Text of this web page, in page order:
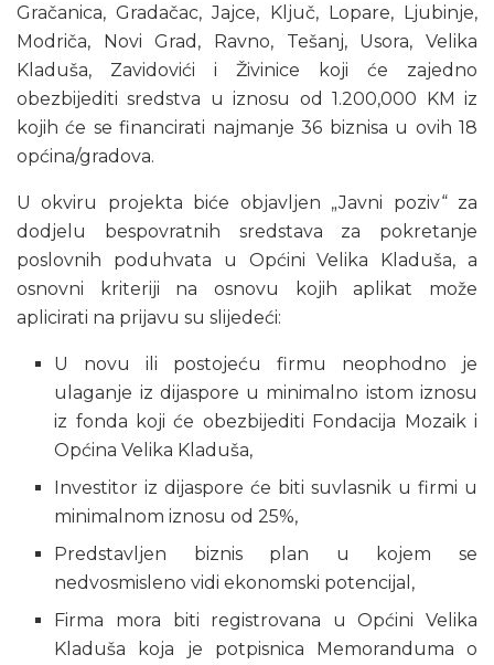
Gračanica, Gradačac, Jajce, Ključ, Lopare, Ljubinje,
Modriča, Novi Grad, Ravno, Tešanj, Usora, Velika
Kladuša, Zavidovići i Živinice koji će zajedno
obezbijediti sredstva u iznosu od 1.200,000 KM iz
kojih će se financirati najmanje 36 biznisa u ovih 18
općina/gradova.
U okviru projekta biće objavljen „Javni poziv“ za
dodjelu bespovratnih sredstava za pokretanje
poslovnih poduhvata u Općini Velika Kladuša, a
osnovni kriteriji na osnovu kojih aplikat može
aplicirati na prijavu su slijedeći:
U novu ili postojeću firmu neophodno je
ulaganje iz dijaspore u minimalno istom iznosu
iz fonda koji će obezbijediti Fondacija Mozaik i
Općina Velika Kladuša,
Investitor iz dijaspore će biti suvlasnik u firmi u
minimalnom iznosu od 25%,
Predstavljen biznis plan u kojem se
nedvosmisleno vidi ekonomski potencijal,
Firma mora biti registrovana u Općini Velika
Kladuša koja je potpisnica Memoranduma o